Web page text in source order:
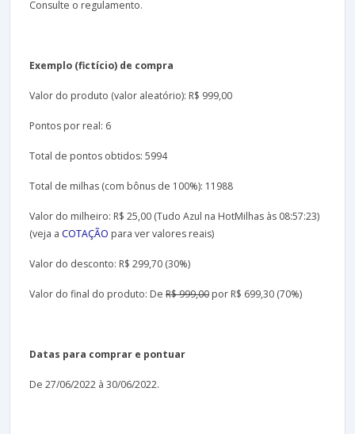
Consulte o regulamento.
Exemplo (fictício) de compra
Valor do produto (valor aleatório): R$ 999,00
Pontos por real: 6
Total de pontos obtidos: 5994
Total de milhas (com bônus de 100%): 11988
Valor do milheiro: R$ 25,00 (Tudo Azul na HotMilhas às 08:57:23)
(veja a COTAÇÃO para ver valores reais)
Valor do desconto: R$ 299,70 (30%)
Valor do final do produto: De R$ 999,00 por R$ 699,30 (70%)
Datas para comprar e pontuar
De 27/06/2022 à 30/06/2022.